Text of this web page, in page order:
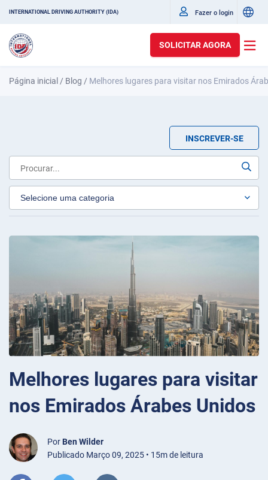
INTERNATIONAL DRIVING AUTHORITY (IDA) Fazer o login
SOLICITAR AGORA
Página inicial / Blog / Melhores lugares para visitar nos Emirados
INSCREVER-SE
Melhores lugares para visitar
nos Emirados Árabes Unidos
Por Ben Wilder
Publicado Março 09, 2025 • 15m de leitura